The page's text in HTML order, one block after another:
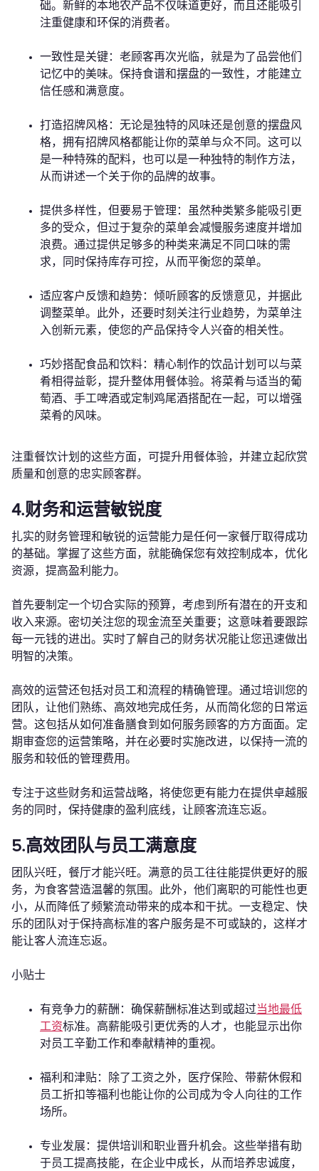
础。新鲜的本地农产品不仅味道更好，而且还能吸引
注重健康和环保的消费者。
一致性是关键：老顾客再次光临，就是为了品尝他们
记忆中的美味。保持食谱和摆盘的一致性，才能建立
信任感和满意度。
打造招牌风格：无论是独特的风味还是创意的摆盘风
格，拥有招牌风格都能让你的菜单与众不同。这可以
是一种特殊的配料，也可以是一种独特的制作方法，
从而讲述一个关于你的品牌的故事。
提供多样性，但要易于管理：虽然种类繁多能吸引更
多的受众，但过于复杂的菜单会减慢服务速度并增加
浪费。通过提供足够多的种类来满足不同口味的需
求，同时保持库存可控，从而平衡您的菜单。
适应客户反馈和趋势：倾听顾客的反馈意见，并据此
调整菜单。此外，还要时刻关注行业趋势，为菜单注
入创新元素，使您的产品保持令人兴奋的相关性。
巧妙搭配食品和饮料：精心制作的饮品计划可以与菜
肴相得益彰，提升整体用餐体验。将菜肴与适当的葡
萄酒、手工啤酒或定制鸡尾酒搭配在一起，可以增强
菜肴的风味。
注重餐饮计划的这些方面，可提升用餐体验，并建立起欣赏
质量和创意的忠实顾客群。
4.财务和运营敏锐度
扎实的财务管理和敏锐的运营能力是任何一家餐厅取得成功
的基础。掌握了这些方面，就能确保您有效控制成本，优化
资源，提高盈利能力。
首先要制定一个切合实际的预算，考虑到所有潜在的开支和
收入来源。密切关注您的现金流至关重要；这意味着要跟踪
每一元钱的进出。实时了解自己的财务状况能让您迅速做出
明智的决策。
高效的运营还包括对员工和流程的精确管理。通过培训您的
团队，让他们熟练、高效地完成任务，从而简化您的日常运
营。这包括从如何准备膳食到如何服务顾客的方方面面。定
期审查您的运营策略，并在必要时实施改进，以保持一流的
服务和较低的管理费用。
专注于这些财务和运营战略，将使您更有能力在提供卓越服
务的同时，保持健康的盈利底线，让顾客流连忘返。
5.高效团队与员工满意度
团队兴旺，餐厅才能兴旺。满意的员工往往能提供更好的服
务，为食客营造温馨的氛围。此外，他们离职的可能性也更
小，从而降低了频繁流动带来的成本和干扰。一支稳定、快
乐的团队对于保持高标准的客户服务是不可或缺的，这样才
能让客人流连忘返。
小贴士
有竞争力的薪酬：确保薪酬标准达到或超过当地最低
工资标准。高薪能吸引更优秀的人才，也能显示出你
对员工辛勤工作和奉献精神的重视。
福利和津贴：除了工资之外，医疗保险、带薪休假和
员工折扣等福利也能让你的公司成为令人向往的工作
场所。
专业发展：提供培训和职业晋升机会。这些举措有助
于员工提高技能，在企业中成长，从而培养忠诚度，